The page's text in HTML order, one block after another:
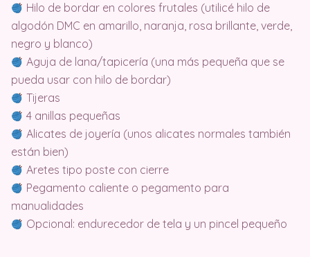
Hilo de bordar en colores frutales (utilicé hilo de
algodón DMC en amarillo, naranja, rosa brillante, verde,
negro y blanco)
Aguja de lana/tapicería (una más pequeña que se
pueda usar con hilo de bordar)
Tijeras
4 anillas pequeñas
Alicates de joyería (unos alicates normales también
están bien)
Aretes tipo poste con cierre
Pegamento caliente o pegamento para
manualidades
Opcional: endurecedor de tela y un pincel pequeño